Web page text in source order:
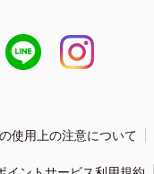
使用上の注意について